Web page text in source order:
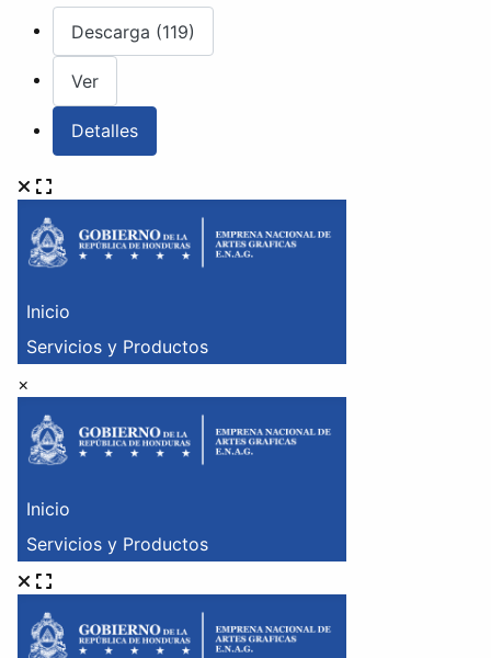
Descarga (119)
Ver
Detalles
×